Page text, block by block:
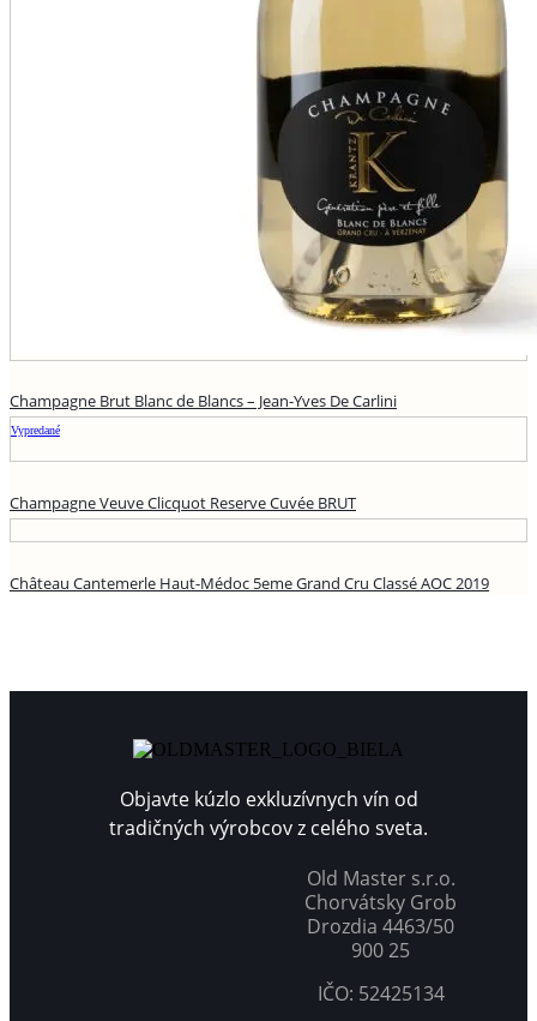
Champagne Brut Blanc de Blancs – Jean-Yves De Carlini
Vypredané
Champagne Veuve Clicquot Reserve Cuvée BRUT
Château Cantemerle Haut-Médoc 5eme Grand Cru Classé AOC 2019
Objavte kúzlo exkluzívnych vín od
tradičných výrobcov z celého sveta.
Old Master s.r.o.
Chorvátsky Grob
Drozdia 4463/50
900 25
IČO: 52425134